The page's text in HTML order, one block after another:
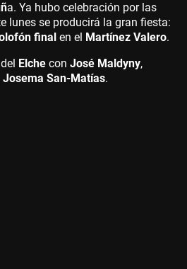
a. Ya hubo celebración por las
lunes se producirá la gran fiesta:
final en el Martínez Valero.
del Elche con José Maldyny,
Josema San-Matías.